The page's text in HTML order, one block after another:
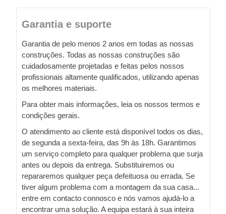
Garantia e suporte
Garantia de pelo menos 2 anos em todas as nossas
construções. Todas as nossas construções são
cuidadosamente projetadas e feitas pelos nossos
profissionais altamente qualificados, utilizando apenas
os melhores materiais.
Para obter mais informações, leia os nossos termos e
condições gerais.
O atendimento ao cliente está disponível todos os dias,
de segunda a sexta-feira, das 9h às 18h. Garantimos
um serviço completo para qualquer problema que surja
antes ou depois da entrega. Substituiremos ou
repararemos qualquer peça defeituosa ou errada. Se
tiver algum problema com a montagem da sua casa...
entre em contacto connosco e nós vamos ajudá-lo a
encontrar uma solução. A equipa estará à sua inteira